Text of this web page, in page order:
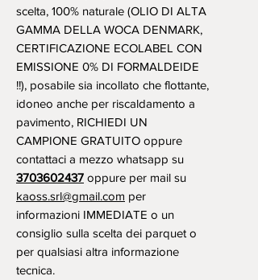
scelta, 100% naturale (OLIO DI ALTA
GAMMA DELLA WOCA DENMARK,
CERTIFICAZIONE ECOLABEL CON
EMISSIONE 0% DI FORMALDEIDE
!!), posabile sia incollato che flottante,
idoneo anche per riscaldamento a
pavimento, RICHIEDI UN
CAMPIONE GRATUITO oppure
contattaci a mezzo whatsapp su
3703602437 oppure per mail su
kaoss.srl@gmail.com per
informazioni IMMEDIATE o un
consiglio sulla scelta dei parquet o
per qualsiasi altra informazione
tecnica.